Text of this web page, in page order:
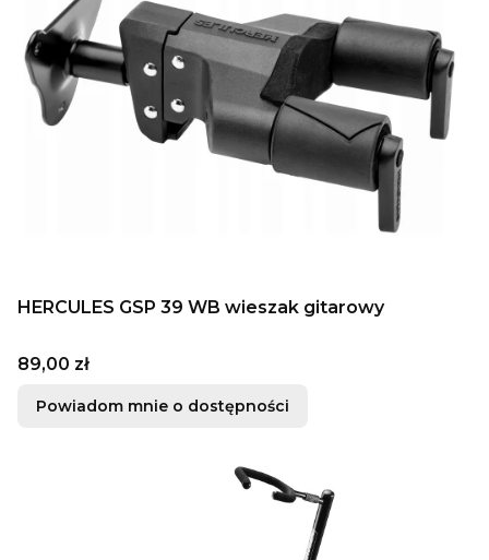
HERCULES GSP 39 WB wieszak gitarowy
Cena
89,00 zł
Powiadom mnie o dostępności